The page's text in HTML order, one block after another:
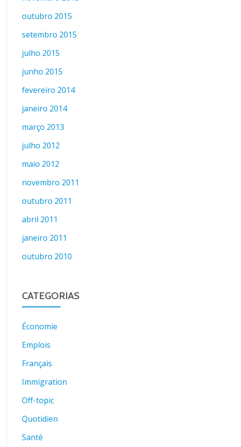
outubro 2015
setembro 2015
julho 2015
junho 2015
fevereiro 2014
janeiro 2014
março 2013
julho 2012
maio 2012
novembro 2011
outubro 2011
abril 2011
janeiro 2011
outubro 2010
CATEGORIAS
Économie
Emplois
Français
Immigration
Off-topic
Quotidien
Santé